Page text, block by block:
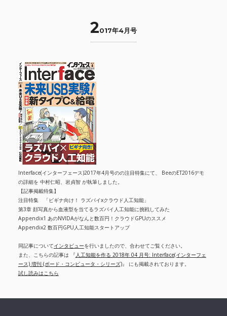
2017年4月号
Interface(インターフェース)2017年4月号のの注目特集にて、 BeeのET2016デモ
の詳細を 中村仁昭、岩貞智 が執筆しました。
【記事掲載特集】
注目特集 「ビギナ向け！ ラズパイxクラウド人工知能」
第3章 顔写真から血液型を当てるラズパイ人工知能に挑戦してみた
Appendix1 あのNVIDAがなんと数百円！クラウドGPUのススメ
Appendix2 数百円GPU人工知能スタートアップ
同記事についてインタビューを行いましたので、合わせてご覧ください。
また、こちらの記事は 『 人工知能を作る 2018年 04 月号: Interface(インターフェ
ース) 増刊 (ボード・コンピュータ・シリーズ)』 にも掲載されております。
試し読みはこちら